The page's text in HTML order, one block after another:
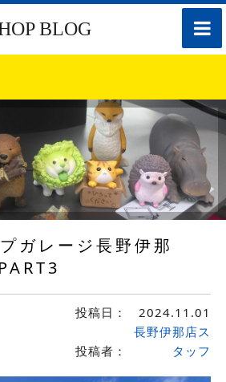
toggle
BLOG
ガレージ長野伊那
投稿日： 2024.11.01
投稿者：
長野伊那店ス
タッフ